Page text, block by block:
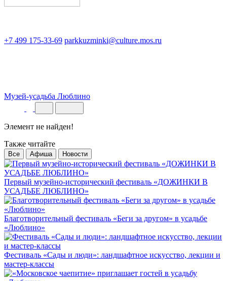
+7 499 175-33-69 parkkuzminki@culture.mos.ru
Музей-усадьба Люблино
Элемент не найден!
Также читайте
Все Афиша Новости
Первый музейно-исторический фестиваль «ДОЖИНКИ В
УСАДЬБЕ ЛЮБЛИНО»
Благотворительный фестиваль «Беги за другом» в усадьбе
«Люблино»
Фестиваль «Сады и люди»: ландшафтное искусство, лекции и
мастер-классы